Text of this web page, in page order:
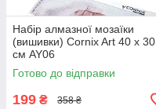
Набір алмазної мозаїки
(вишивки) Cornix Art 40 x 30
см AY06
Готово до відправки
199 ₴ 358 ₴